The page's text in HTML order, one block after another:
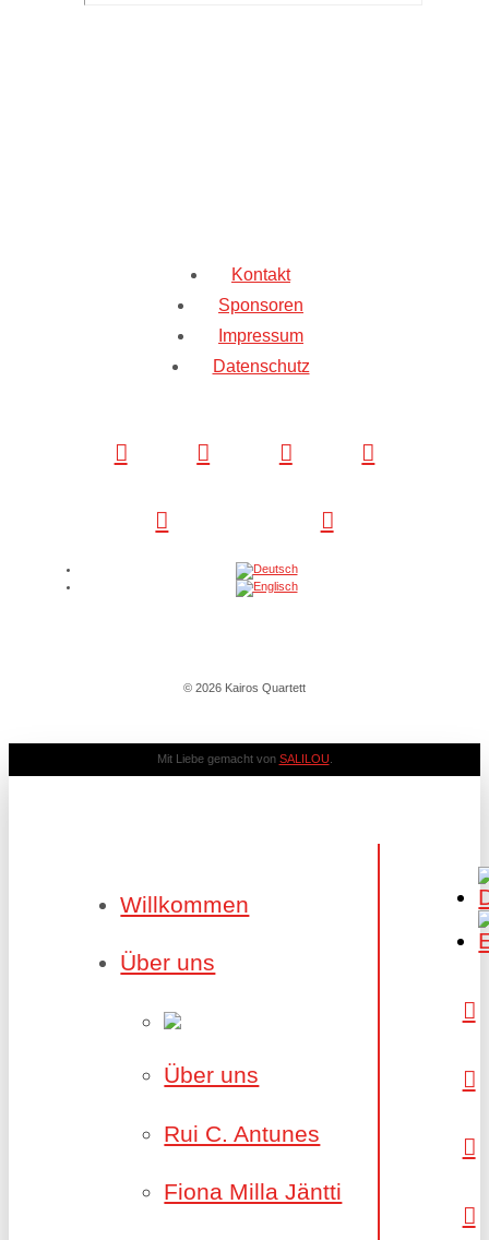
Kontakt
Sponsoren
Impressum
Datenschutz
© 2026 Kairos Quartett
Mit Liebe gemacht von SALILOU
Willkommen
Über uns
Über uns
Rui C. Antunes
Fiona Milla Jäntti